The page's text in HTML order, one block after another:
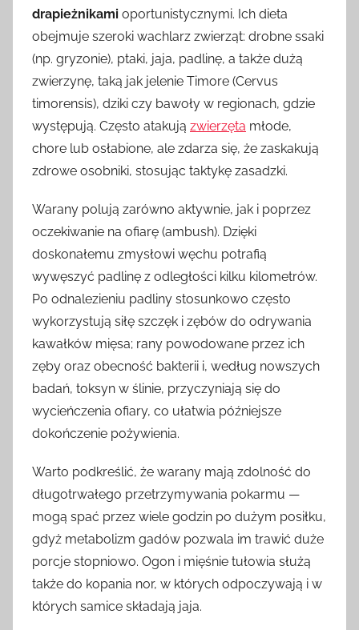
drapieżnikami oportunistycznymi. Ich dieta
obejmuje szeroki wachlarz zwierząt: drobne ssaki
(np. gryzonie), ptaki, jaja, padlinę, a także dużą
zwierzynę, taką jak jelenie Timore (Cervus
timorensis), dziki czy bawoły w regionach, gdzie
występują. Często atakują zwierzęta młode,
chore lub osłabione, ale zdarza się, że zaskakują
zdrowe osobniki, stosując taktykę zasadzki.
Warany polują zarówno aktywnie, jak i poprzez
oczekiwanie na ofiarę (ambush). Dzięki
doskonałemu zmysłowi węchu potrafią
wywęszyć padlinę z odległości kilku kilometrów.
Po odnalezieniu padliny stosunkowo często
wykorzystują siłę szczęk i zębów do odrywania
kawałków mięsa; rany powodowane przez ich
zęby oraz obecność bakterii i, według nowszych
badań, toksyn w ślinie, przyczyniają się do
wycieńczenia ofiary, co ułatwia późniejsze
dokończenie pożywienia.
Warto podkreślić, że warany mają zdolność do
długotrwałego przetrzymywania pokarmu —
mogą spać przez wiele godzin po dużym posiłku,
gdyż metabolizm gadów pozwala im trawić duże
porcje stopniowo. Ogon i mięśnie tułowia służą
także do kopania nor, w których odpoczywają i w
których samice składają jaja.